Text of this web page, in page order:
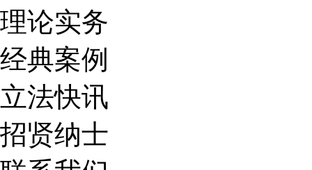
理论实务
经典案例
立法快讯
招贤纳士